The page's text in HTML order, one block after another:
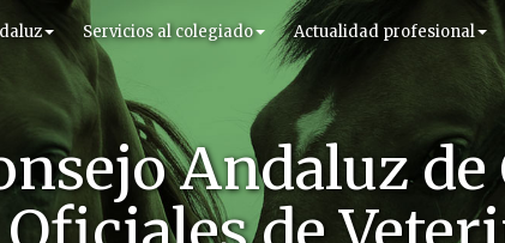
Andaluz de
Servicios al colegiado Actualidad profesional